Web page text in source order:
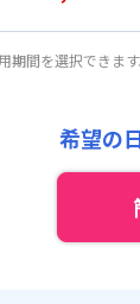
費用 :
費: 37,500円/
61,500円/月
他 : 0円/月 (0
他 : 25,000円/
37,500円/
務手数料 : 5,000
料目安(30日利用)
15,000円/
37,500円/
間を選択できま
希望の